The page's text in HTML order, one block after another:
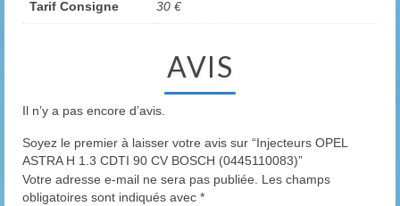
Tarif Consigne 30 €
AVIS
Il n’y a pas encore d’avis.
Soyez le premier à laisser votre avis sur “Injecteurs OPEL
ASTRA H 1.3 CDTI 90 CV BOSCH (0445110083)”
Votre adresse e-mail ne sera pas publiée.
Les champs
obligatoires sont indiqués avec *